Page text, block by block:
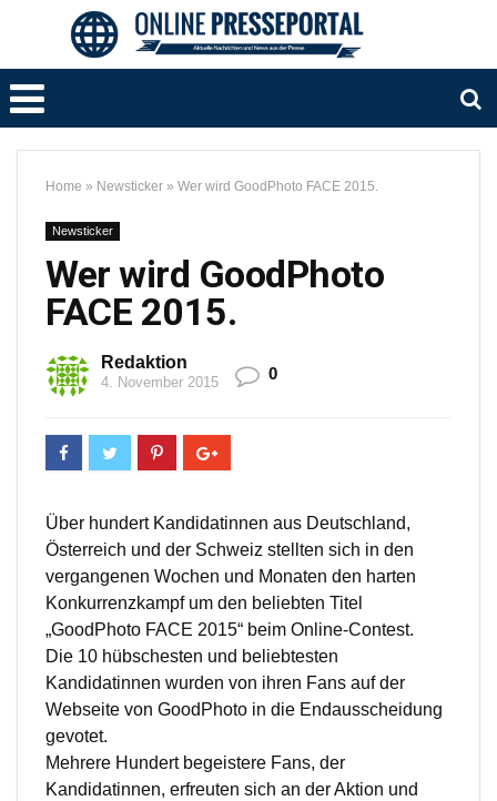
Home » Newsticker » Wer wird GoodPhoto FACE 2015.
Newsticker
Wer wird GoodPhoto
FACE 2015.
Redaktion
4. November 2015 0
Über hundert Kandidatinnen aus Deutschland,
Österreich und der Schweiz stellten sich in den
vergangenen Wochen und Monaten den harten
Konkurrenzkampf um den beliebten Titel
„GoodPhoto FACE 2015“ beim Online-Contest.
Die 10 hübschesten und beliebtesten
Kandidatinnen wurden von ihren Fans auf der
Webseite von GoodPhoto in die Endausscheidung
gevotet.
Mehrere Hundert begeistere Fans, der
Kandidatinnen, erfreuten sich an der Aktion und